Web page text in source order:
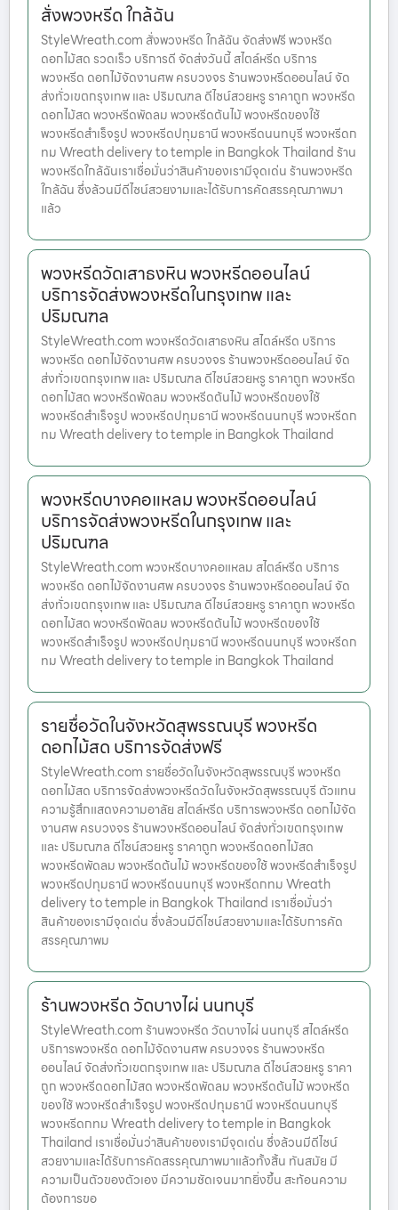
สั่งพวงหรีด ใกล้ฉัน
StyleWreath.com สั่งพวงหรีด ใกล้ฉัน จัดส่งฟรี พวงหรีด
ดอกไม้สด รวดเร็ว บริการดี จัดส่งวันนี้ สไตล์หรีด บริการ
พวงหรีด ดอกไม้จัดงานศพ ครบวงจร ร้านพวงหรีดออนไลน์ จัด
ส่งทั่วเขตกรุงเทพ และ ปริมณฑล ดีไซน์สวยหรู ราคาถูก พวงหรีด
ดอกไม้สด พวงหรีดพัดลม พวงหรีดต้นไม้ พวงหรีดของใช้
พวงหรีดสำเร็จรูป พวงหรีดปทุมธานี พวงหรีดนนทบุรี พวงหรีดก
ทม Wreath delivery to temple in Bangkok Thailand ร้าน
พวงหรีดใกล้ฉันเราเชื่อมั่นว่าสินค้าของเรามีจุดเด่น ร้านพวงหรีด
ใกล้ฉัน ซึ่งล้วนมีดีไซน์สวยงามและได้รับการคัดสรรคุณภาพมา
แล้ว
พวงหรีดวัดเสาธงหิน พวงหรีดออนไลน์
บริการจัดส่งพวงหรีดในกรุงเทพ และ
ปริมณฑล
StyleWreath.com พวงหรีดวัดเสาธงหิน สไตล์หรีด บริการ
พวงหรีด ดอกไม้จัดงานศพ ครบวงจร ร้านพวงหรีดออนไลน์ จัด
ส่งทั่วเขตกรุงเทพ และ ปริมณฑล ดีไซน์สวยหรู ราคาถูก พวงหรีด
ดอกไม้สด พวงหรีดพัดลม พวงหรีดต้นไม้ พวงหรีดของใช้
พวงหรีดสำเร็จรูป พวงหรีดปทุมธานี พวงหรีดนนทบุรี พวงหรีดก
ทม Wreath delivery to temple in Bangkok Thailand
พวงหรีดบางคอแหลม พวงหรีดออนไลน์
บริการจัดส่งพวงหรีดในกรุงเทพ และ
ปริมณฑล
StyleWreath.com พวงหรีดบางคอแหลม สไตล์หรีด บริการ
พวงหรีด ดอกไม้จัดงานศพ ครบวงจร ร้านพวงหรีดออนไลน์ จัด
ส่งทั่วเขตกรุงเทพ และ ปริมณฑล ดีไซน์สวยหรู ราคาถูก พวงหรีด
ดอกไม้สด พวงหรีดพัดลม พวงหรีดต้นไม้ พวงหรีดของใช้
พวงหรีดสำเร็จรูป พวงหรีดปทุมธานี พวงหรีดนนทบุรี พวงหรีดก
ทม Wreath delivery to temple in Bangkok Thailand
รายชื่อวัดในจังหวัดสุพรรณบุรี พวงหรีด
ดอกไม้สด บริการจัดส่งฟรี
StyleWreath.com รายชื่อวัดในจังหวัดสุพรรณบุรี พวงหรีด
ดอกไม้สด บริการจัดส่งพวงหรีดวัดในจังหวัดสุพรรณบุรี ตัวแทน
ความรู้สึกแสดงความอาลัย สไตล์หรีด บริการพวงหรีด ดอกไม้จัด
งานศพ ครบวงจร ร้านพวงหรีดออนไลน์ จัดส่งทั่วเขตกรุงเทพ
และ ปริมณฑล ดีไซน์สวยหรู ราคาถูก พวงหรีดดอกไม้สด
พวงหรีดพัดลม พวงหรีดต้นไม้ พวงหรีดของใช้ พวงหรีดสำเร็จรูป
พวงหรีดปทุมธานี พวงหรีดนนทบุรี พวงหรีดกทม Wreath
delivery to temple in Bangkok Thailand เราเชื่อมั่นว่า
สินค้าของเรามีจุดเด่น ซึ่งล้วนมีดีไซน์สวยงามและได้รับการคัด
สรรคุณภาพม
ร้านพวงหรีด วัดบางไผ่ นนทบุรี
StyleWreath.com ร้านพวงหรีด วัดบางไผ่ นนทบุรี สไตล์หรีด
บริการพวงหรีด ดอกไม้จัดงานศพ ครบวงจร ร้านพวงหรีด
ออนไลน์ จัดส่งทั่วเขตกรุงเทพ และ ปริมณฑล ดีไซน์สวยหรู ราคา
ถูก พวงหรีดดอกไม้สด พวงหรีดพัดลม พวงหรีดต้นไม้ พวงหรีด
ของใช้ พวงหรีดสำเร็จรูป พวงหรีดปทุมธานี พวงหรีดนนทบุรี
พวงหรีดกทม Wreath delivery to temple in Bangkok
Thailand เราเชื่อมั่นว่าสินค้าของเรามีจุดเด่น ซึ่งล้วนมีดีไซน์
สวยงามและได้รับการคัดสรรคุณภาพมาแล้วทั้งสิ้น ทันสมัย มี
ความเป็นตัวของตัวเอง มีความชัดเจนมากยิ่งขึ้น สะท้อนความ
ต้องการขอ